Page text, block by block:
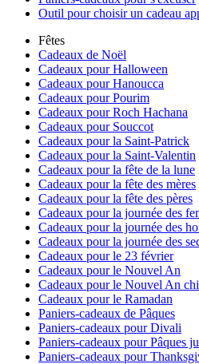
Outil pour choisir un cadeau
Fêtes
Cadeaux de Noël
Cadeaux pour Halloween
Cadeaux pour Hanoucca
Cadeaux pour Pourim
Cadeaux pour Roch Hachana
Cadeaux pour Souccot
Cadeaux pour la Saint-Patrick
Cadeaux pour la Saint-Valentin
Cadeaux pour la fête de la lune
Cadeaux pour la fête des mères
Cadeaux pour la fête des pères
Cadeaux pour la journée des
Cadeaux pour la journée des
Cadeaux pour la journée des
Cadeaux pour le 23 février
Cadeaux pour le Nouvel An
Cadeaux pour le Nouvel An
Cadeaux pour le Ramadan
Paniers-cadeaux de Pâques
Paniers-cadeaux pour Divali
Paniers-cadeaux pour Pâques
Paniers-cadeaux pour